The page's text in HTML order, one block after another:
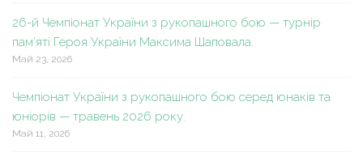
26-й Чемпіонат України з рукопашного бою — турнір
пам’яті Героя України Максима Шаповала.
Май 23, 2026
Чемпіонат України з рукопашного бою серед юнаків та
юніорів — травень 2026 року.
Май 11, 2026